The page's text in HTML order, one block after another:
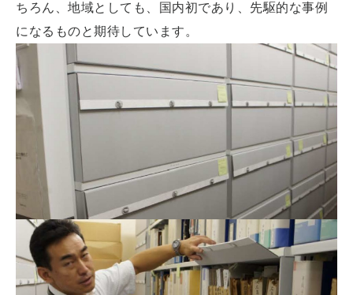
ちろん、地域としても、国内初であり、先駆的な事例
になるものと期待しています。